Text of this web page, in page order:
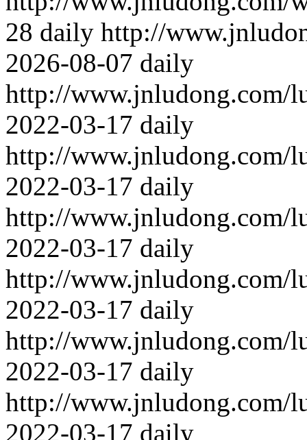
28 daily http://
2026-08-07 daily
http://www.jnludong.com/
2022-03-17 daily
http://www.jnludong.com/
2022-03-17 daily
http://www.jnludong.com/
2022-03-17 daily
http://www.jnludong.com/
2022-03-17 daily
http://www.jnludong.com/
2022-03-17 daily
http://www.jnludong.com/
2022-03-17 daily